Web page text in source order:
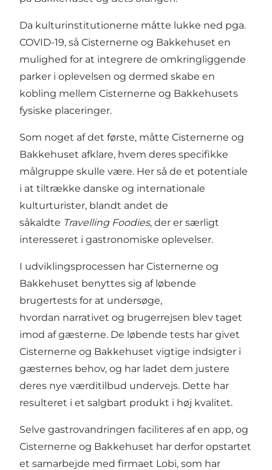
Da kulturinstitutionerne måtte lukke ned pga.
COVID-19, så Cisternerne og Bakkehuset en
mulighed for at integrere de omkringliggende
parker i oplevelsen og dermed skabe en
kobling mellem Cisternerne og Bakkehusets
fysiske placeringer.
Som noget af det første, måtte Cisternerne og
Bakkehuset afklare, hvem deres specifikke
målgruppe skulle være. Her så de et potentiale
i at tiltrække danske og internationale
kulturturister, blandt andet de
såkaldte Travelling Foodies, der er særligt
interesseret i gastronomiske oplevelser.
I udviklingsprocessen har Cisternerne og
Bakkehuset benyttes sig af løbende
brugertests for at undersøge,
hvordan narrativet og brugerrejsen blev taget
imod af gæsterne. De løbende tests har givet
Cisternerne og Bakkehuset vigtige indsigter i
gæsternes behov, og har ladet dem justere
deres nye værditilbud undervejs. Dette har
resulteret i et salgbart produkt i høj kvalitet.
Selve gastrovandringen faciliteres af en app, og
Cisternerne og Bakkehuset har derfor opstartet
et samarbejde med firmaet Lobi, som har